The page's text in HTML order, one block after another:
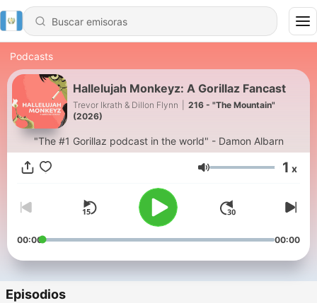
Podcasts
Hallelujah Monkeyz: A Gorillaz Fancast
Trevor Ikrath & Dillon Flynn
216 - "The Mountain"
(2026)
"The #1 Gorillaz podcast in the world" - Damon Albarn
Volumen 1 x
00:00 00:00
Episodios